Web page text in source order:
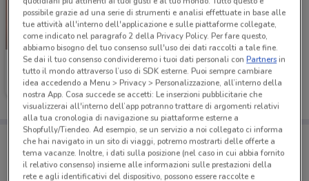
IN ARRIVO
ZooPlanet
Valido dal 07/11 33.4 km
Porta DoveConviene sempre con te!
Puoi trovare le migliori offerte dei negozi vicino a te,
salvarle e creare la tua lista del risparmio, comodamente
dal tuo cellulare.
possibile grazie ad una serie di strumenti e analisi effettuate in base alle
tue attività all'interno dell'applicazione e sulle piattaforme collegate,
come indicato nel paragrafo 2 della Privacy Policy. Per fare questo,
abbiamo bisogno del tuo consenso sull'uso dei dati raccolti a tale fine.
Se dai il tuo consenso condivideremo i tuoi dati personali conPartnersin
tutto il mondo attraverso l’uso di SDK esterne. Puoi sempre cambiare
idea accedendo a Menu > Privacy > Personalizzazione, all’interno della
nostra App. Cosa succede se accetti: Le inserzioni pubblicitarie che
visualizzerai all'interno dell’app potranno trattare di argomenti relativi
alla tua cronologia di navigazione su piattaforme esterne a
Shopfully/Tiendeo. Ad esempio, se un servizio a noi collegato ci informa
che hai navigato in un sito di viaggi, potremo mostrarti delle offerte a
tema vacanze. Inoltre, i dati sulla posizione (nel caso in cui abbia fornito
il relativo consenso) insieme alle informazioni sulle prestazioni della
rete e agli identificativi del dispositivo, possono essere raccolte e